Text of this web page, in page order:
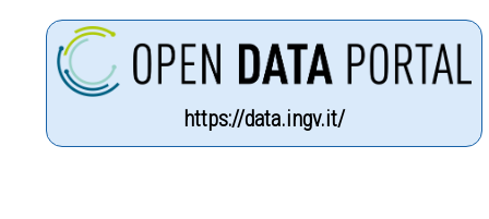
https://data.ingv.it/